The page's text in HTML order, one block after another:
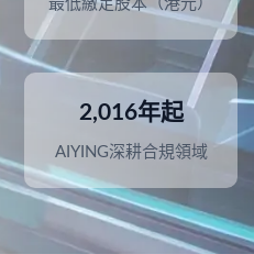
最低繳足股本（港元）
2,016年起
AIYING深耕合規領域